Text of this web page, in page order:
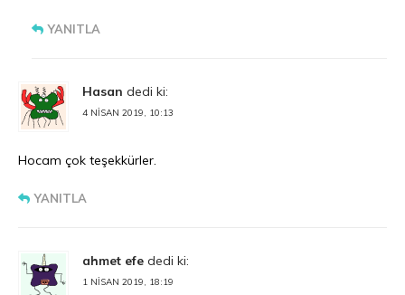
YANITLA
Hasan dedi ki:
4 NISAN 2019, 10:13
Hocam çok teşekkürler.
YANITLA
ahmet efe dedi ki:
1 NISAN 2019, 18:19